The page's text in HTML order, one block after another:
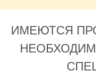
ИМЕЮТСЯ